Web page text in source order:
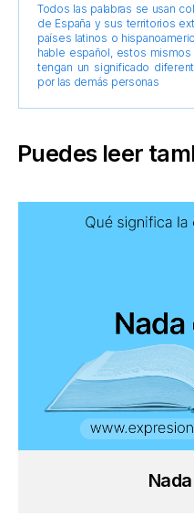
Todos las palabras se usan
de España y sus territorios
países latinos o
hable español, estos
tengan un significado
por las demás personas
Puedes leer